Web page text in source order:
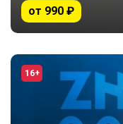
от 990 ₽
16+